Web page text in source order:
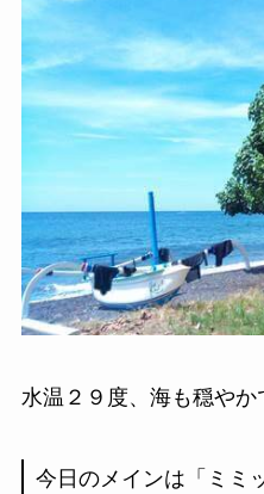
水温２９度、海も穏やか
今日のメインは「ミミ